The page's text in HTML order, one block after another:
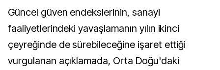
Güncel güven endekslerinin, sanayi
faaliyetlerindeki yavaşlamanın yılın ikinci
çeyreğinde de sürebileceğine işaret ettiği
vurgulanan açıklamada, Orta Doğu'daki